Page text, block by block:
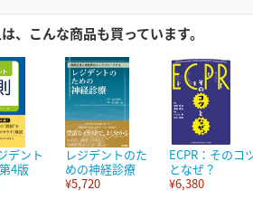
、こんな商品も買っています。
デント
4版
レジデントのた
めの神経診療
¥5,720
ECPR：そのコ
となぜ？
¥6,380